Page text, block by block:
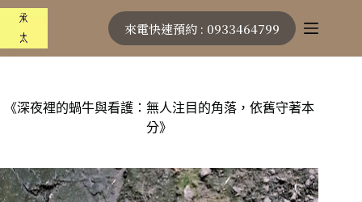
跳
主
容
來電快速預約 : 0933464799
《深夜裡的蝸牛與看護：無人注目的角落，依舊守著本
分》